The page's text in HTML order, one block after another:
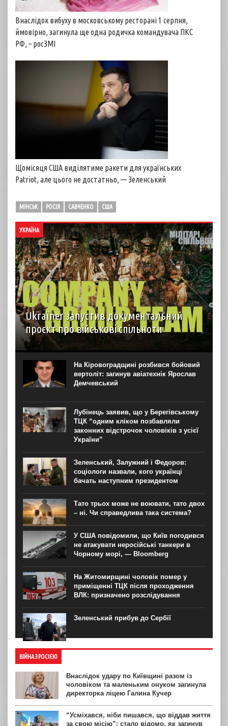
Внаслідок вибуху в московському ресторані 1 серпня,
ймовірно, загинула ще одна родичка командувача ПКС
РФ, – росЗМІ
Щомісяця США виділятиме ракети для українських
Patriot, але цього не достатньо, — Зеленський
МІНСЬК РОСІЯ САВЧЕНКО США
УКРАЇНА
Ukraїner запустив документальний
проєкт про військові спільноти
На YouTube-каналі Ukraїner W відбулася прем’єра
першої серії нового документального проєкту “Мілітарі
спільноти”. Про це “Новинарні” повідомили в Ukraїner.
“Кожна серія присвячена окремій спільноті — її історії,
цінностям, внутрішній...
На Кіровоградщині розбився бойовий
вертоліт: загинув авіатехнік Ярослав
Демчевський
Лубінець заявив, що у Берегівському
ТЦК “одним кліком позбавляли
законних відстрочок чоловіків з усієї
України”
Зеленський, Залужний і Федоров:
соціологи назвали, кого українці
бачать наступним президентом
Тато трьох може не воювати, тато двох
– ні. Чи справедлива така система?
У США повідомили, що Київ погодився
не атакувати неросійські танкери в
Чорному морі, — Bloomberg
На Житомирщині чоловік помер у
приміщенні ТЦК після проходження
ВЛК: призначено розслідування
Зеленський прибув до Сербії
ВІЙНА З РОСІЄЮ
Внаслідок удару по Київщині разом із
чоловіком та маленьким онуком загинула
директорка ліцею Галина Кучер
“Усміхався, ніби пишався, що віддав життя
за свою місію”: стало відомо, як загинув